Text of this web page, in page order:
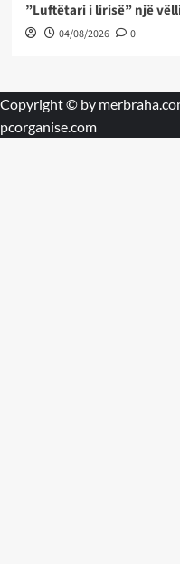
”Luftëtari i lirisë” një
04/08/2026 0
Copyright © by
pcorganise.com